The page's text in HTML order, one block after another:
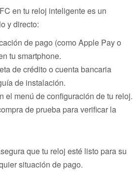
en tu reloj inteligente es un
y directo:
de pago (como Apple Pay o
tu smartphone.
de crédito o cuenta bancaria
de instalación.
el menú de configuración de tu reloj.
de prueba para verificar la
que tu reloj esté listo para su
situación de pago.